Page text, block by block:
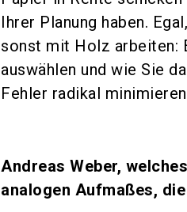
Ihrer Planung haben.
sonst mit Holz arbeiten:
auswählen und wie Sie
Fehler radikal
Andreas Weber,
analogen Aufmaßes,